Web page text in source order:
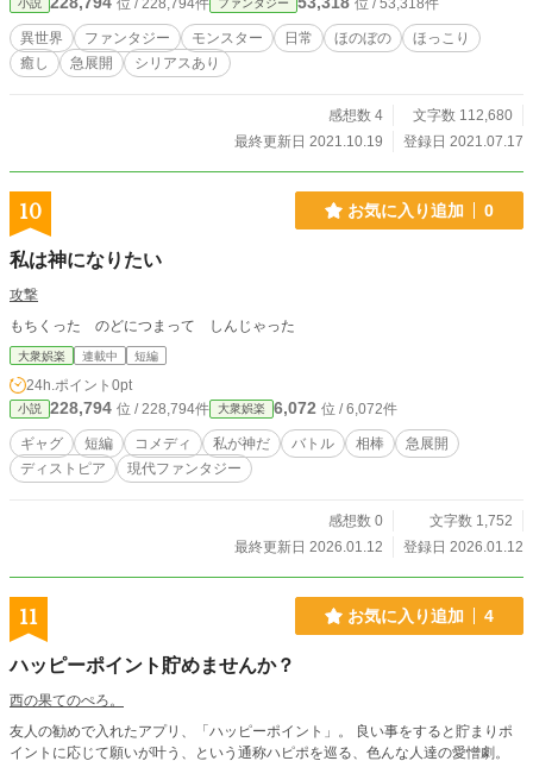
小説 位 / 228,794件 ファンタジー 位 / 53,318件
異世界 ファンタジー モンスター 日常 ほのぼの
ほっこり
癒し
急展開 シリアスあり
感想数 4
文字数 112,680
最終更新日 2021.10.19
登録日 2021.07.17
10 お気に入り追加 0
私は神になりたい
攻撃
もちくった のどにつまって しんじゃった
大衆娯楽 連載中 短編
24h.ポイント 0pt
小説 228,794 位 / 228,794件 大衆娯楽 6,072 位 / 6,072件
ギャグ 短編 コメディ 私が神だ バトル 相棒
急展開
ディストピア
現代ファンタジー
感想数 0
文字数 1,752
最終更新日 2026.01.12
登録日 2026.01.12
11 お気に入り追加 4
ハッピーポイント貯めませんか？
西の果てのぺろ。
友人の勧めで入れたアプリ、「ハッピーポイント」。 良い事をすると貯まりポ
イントに応じて願いが叶う、という通称ハピポを巡る、色んな人達の愛憎劇。